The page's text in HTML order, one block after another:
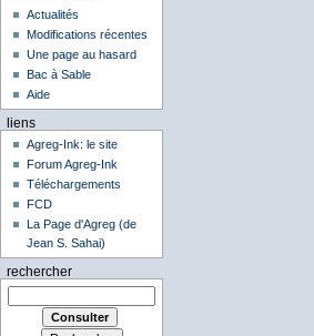
Actualités
Modifications récentes
Une page au hasard
Bac à Sable
Aide
liens
Agreg-Ink: le site
Forum Agreg-Ink
Téléchargements
FCD
La Page d'Agreg (de
Jean S. Sahai)
rechercher